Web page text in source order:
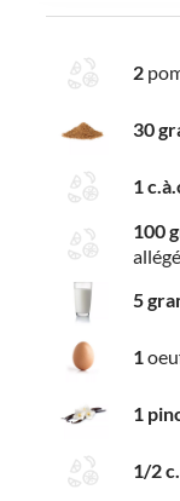
2
30
1
100
5
1
1
1/2